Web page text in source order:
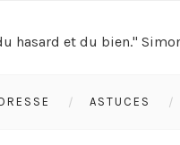
ASTUCES